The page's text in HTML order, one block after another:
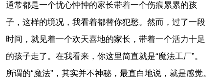
通常都是一个忧心忡忡的家长带着一个伤痕累累的孩
子，这样的境况，我看着都替你犯愁。然而，过了一段
时间，就见着一个欢天喜地的家长，带着一个活力十足
的孩子走了。在我看来，你这里简直就是“魔法工厂”。
所谓的“魔法”，其实并不神秘，最直白地说，就是感觉。